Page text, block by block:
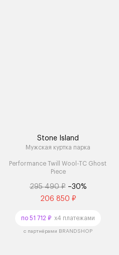
Stone Island
Мужская куртка парка
Performance Twill Wool-TC Ghost
Piece
295 490 ₽ –30%
206 850 ₽
по 51 712 ₽ x4 платежами
с партнёрами BRANDSHOP